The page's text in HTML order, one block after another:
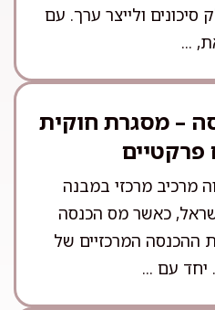
סיכונים ולייצר ערך. עם
...
– מסגרת חוקית
פרקטיים
מרכיב מרכזי במבנה
כאשר מס הכנסה
ההכנסה המרכזיים של
יחד עם ...